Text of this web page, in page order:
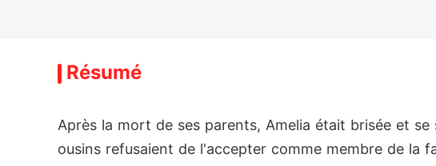
Résumé
Après la mort de ses parents, Amelia était brisée et
ousins refusaient de l'accepter comme membre de la